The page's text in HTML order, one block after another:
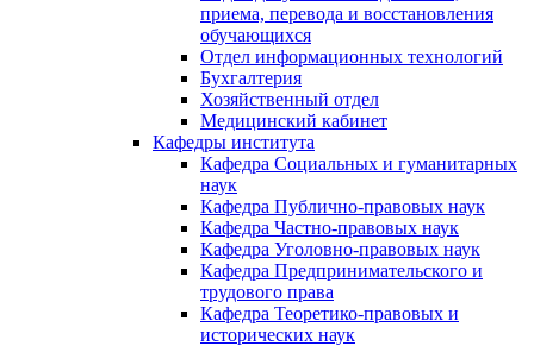
приема, перевода и восстановления
обучающихся
Отдел информационных технологий
Бухгалтерия
Хозяйственный отдел
Медицинский кабинет
Кафедры института
Кафедра Социальных и гуманитарных
наук
Кафедра Публично-правовых наук
Кафедра Частно-правовых наук
Кафедра Уголовно-правовых наук
Кафедра Предпринимательского и
трудового права
Кафедра Теоретико-правовых и
исторических наук